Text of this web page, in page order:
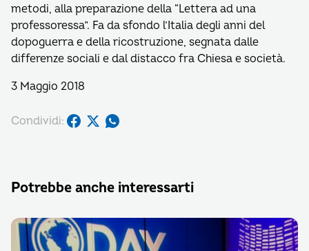
metodi, alla preparazione della “Lettera ad una
professoressa”. Fa da sfondo l’Italia degli anni del
dopoguerra e della ricostruzione, segnata dalle
differenze sociali e dal distacco fra Chiesa e società.
3 Maggio 2018
Condividi:
Potrebbe anche interessarti